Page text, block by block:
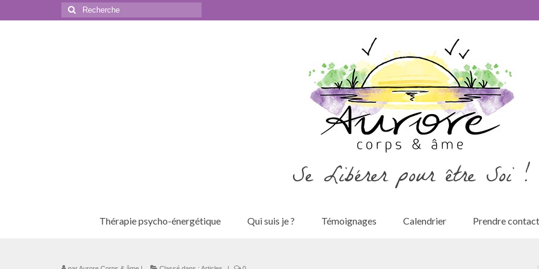
Rechercher
:
Se Libérer pour être Soi !
Thérapie psycho-énergétique Qui suis je ? Témoignages Calendrier Prendre contact